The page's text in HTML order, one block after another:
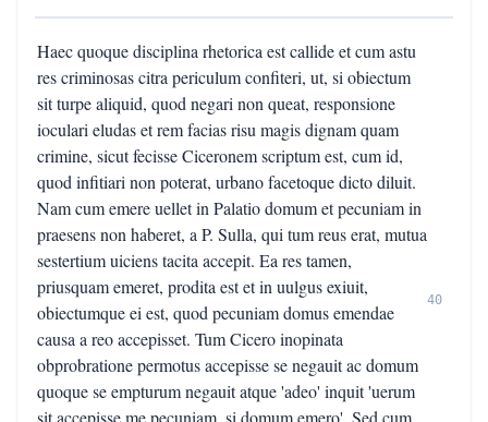
Haec quoque disciplina rhetorica est callide et cum astu
res criminosas citra periculum confiteri, ut, si obiectum
sit turpe aliquid, quod negari non queat, responsione
ioculari eludas et rem facias risu magis dignam quam
crimine, sicut fecisse Ciceronem scriptum est, cum id,
quod infitiari non poterat, urbano facetoque dicto diluit.
Nam cum emere uellet in Palatio domum et pecuniam in
praesens non haberet, a P. Sulla, qui tum reus erat, mutua
sestertium uiciens tacita accepit. Ea res tamen,
priusquam emeret, prodita est et in uulgus exiuit,
obiectumque ei est, quod pecuniam domus emendae
causa a reo accepisset. Tum Cicero inopinata
obprobratione permotus accepisse se negauit ac domum
quoque se empturum negauit atque 'adeo' inquit 'uerum
sit accepisse me pecuniam, si domum emero'. Sed cum
40